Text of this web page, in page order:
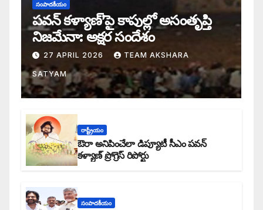
సంపాదకీయం
పవన్ కళ్యాణ్’పై కాపుల్లో అసంతృప్తి
నిజమేనా: అక్షర సందేశం
27 APRIL 2026 TEAM AKSHARA
SATYAM
రాష్ట్రీయం
ఔరా అనిపించేలా డిప్యూటీ సీఎం పవన్
కళ్యాణ్ ప్రోగ్రెస్ రిపోర్టు
సంపాదకీయం